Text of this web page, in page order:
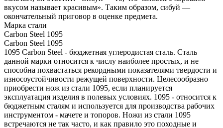
вкусом называет красивым». Таким образом, сибуй —
окончательный приговор в оценке предмета.
Марка стали
Carbon Steel 1095
Carbon Steel 1095
1095 Carbon Steel - бюджетная углеродистая сталь. Сталь
данной марки относится к числу наиболее простых, и не
способна похвастаться рекордными показателями твердости и
износоустойчивости режущей поверхности. Целесообразно
приобрести нож из стали 1095, если планируется
эксплуатация изделия в полевых условиях. 1095 - относится к
бюджетным сталям и используется для производства рабочих
инструментом - мачете и топоров. Ножи из стали 1095
встречаются не так часто, и как правило это походные и